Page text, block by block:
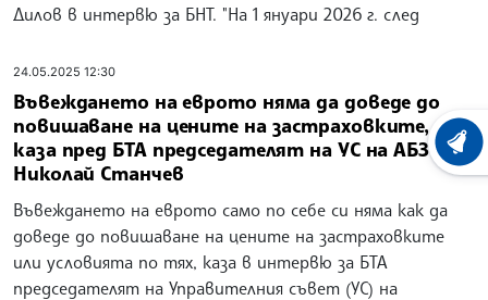
Дилов в интервю за БНТ. "На 1 януари 2026 г. след
24.05.2025 12:30
Въвеждането на еврото няма да доведе до
повишаване на цените на застраховките,
каза пред БТА председателят на УС на АБЗ
Николай Станчев
Въвеждането на еврото само по себе си няма как да
доведе до повишаване на цените на застраховките
или условията по тях, каза в интервю за БТА
председателят на Управителния съвет (УС) на